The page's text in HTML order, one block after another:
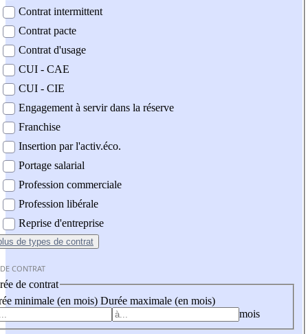
Contrat intermittent
Contrat pacte
Contrat d'usage
CUI - CAE
CUI - CIE
Engagement à servir dans la réserve
Franchise
Insertion par l'activ.éco.
Portage salarial
Profession commerciale
Profession libérale
Reprise d'entreprise
de types de contrat
CONTRAT
de contrat
minimale (en mois) Durée maximale (en mois)
mois